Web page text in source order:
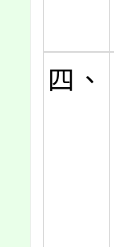
四、